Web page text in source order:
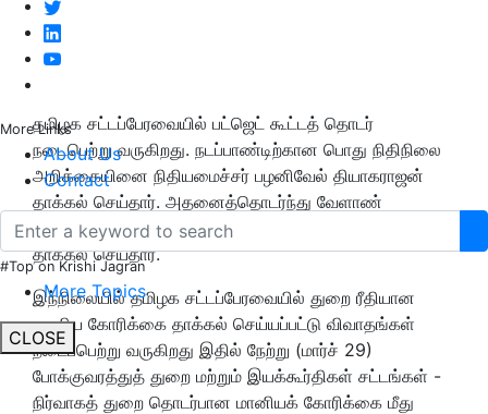
More Links
About Us
Contact
#Top on Krishi Jagran
More Topics
CLOSE
தமிழக சட்டப்பேரவையில் பட்ஜெட் கூட்டத் தொடர்
நடைபெற்று வருகிறது. நடப்பாண்டிற்கான பொது நிதிநிலை
அறிக்கையினை நிதியமைச்சர் பழனிவேல் தியாகராஜன்
தாக்கல் செய்தார். அதனைத்தொடர்ந்து வேளாண்
பட்ஜெட்டினை அமைச்சர் எம்.ஆர்.கே.பன்னீர்ச்செல்வம்
தாக்கல் செய்தார்.
இந்நிலையில் தமிழக சட்டப்பேரவையில் துறை ரீதியான
மானிய கோரிக்கை தாக்கல் செய்யப்பட்டு விவாதங்கள்
நடைப்பெற்று வருகிறது இதில் நேற்று (மார்ச் 29)
போக்குவரத்துத் துறை மற்றும் இயக்கூர்திகள் சட்டங்கள் -
நிர்வாகத் துறை தொடர்பான மானியக் கோரிக்கை மீது